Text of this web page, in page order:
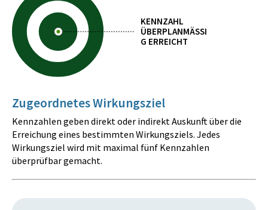
KENNZAHL
ÜBERPLANMÄSSIG
ERREICHT
Zugeordnetes Wirkungsziel
Kennzahlen geben direkt oder indirekt Auskunft über die
Erreichung eines bestimmten Wirkungsziels. Jedes
Wirkungsziel wird mit maximal fünf Kennzahlen
überprüfbar gemacht.